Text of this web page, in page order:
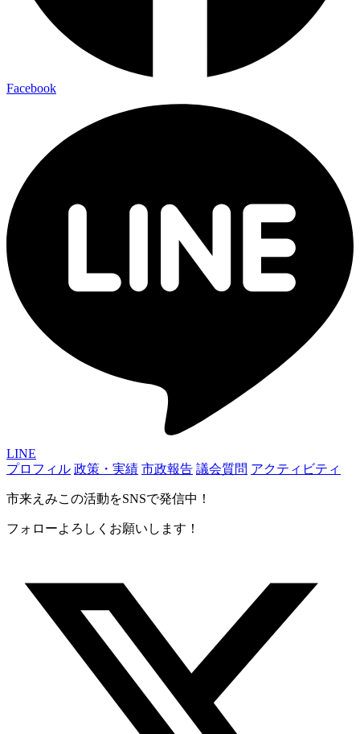
Facebook
LINE
プロフィル 政策・実績 市政報告 議会質問 アクティビティ
市来えみこの活動をSNSで発信中！
フォローよろしくお願いします！